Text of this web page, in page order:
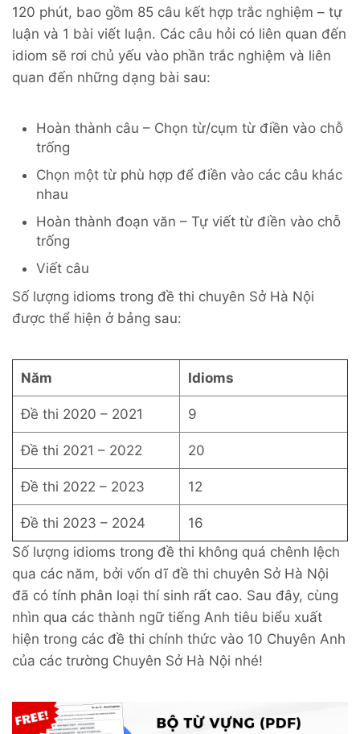
120 phút, bao gồm 85 câu kết hợp trắc nghiệm – tự
luận và 1 bài viết luận. Các câu hỏi có liên quan đến
idiom sẽ rơi chủ yếu vào phần trắc nghiệm và liên
quan đến những dạng bài sau:
Hoàn thành câu – Chọn từ/cụm từ điền vào chỗ
trống
Chọn một từ phù hợp để điền vào các câu khác
nhau
Hoàn thành đoạn văn – Tự viết từ điền vào chỗ
trống
Viết câu
Số lượng idioms trong đề thi chuyên Sở Hà Nội
được thể hiện ở bảng sau:
Năm Idioms
Đề thi 2020 – 2021 9
Đề thi 2021 – 2022 20
Đề thi 2022 – 2023 12
Đề thi 2023 – 2024
16
Số lượng idioms trong đề thi không quá chênh lệch
qua các năm, bởi vốn dĩ đề thi chuyên Sở Hà Nội
đã có tính phân loại thí sinh rất cao. Sau đây, cùng
nhìn qua các thành ngữ tiếng Anh tiêu biểu xuất
hiện trong các đề thi chính thức vào 10 Chuyên Anh
của các trường Chuyên Sở Hà Nội nhé!